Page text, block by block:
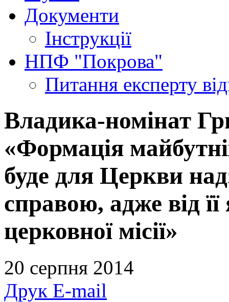
Документи
Інструкції
НПФ "Покрова"
Питання експерту
Владика-номінат
«Формація
буде для Церкви
справою, адже від її
церковної місії»
20 серпня 2014
Друк E-mail